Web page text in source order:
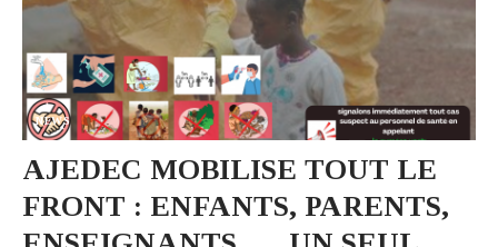
NEWS
AJEDEC MOBILISE TOUT LE
FRONT : ENFANTS, PARENTS,